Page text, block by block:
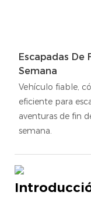
Escapadas De
Semana
Vehículo fiable,
eficiente para
aventuras de fin
semana.